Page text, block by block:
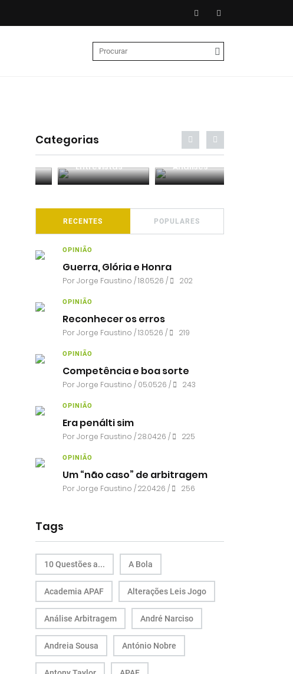
Categorias
Entrevistas Análises
RECENTES POPULARES
OPINIÃO
Guerra, Glória e Honra
PorJorge Faustino / 18.05.26 / 202
OPINIÃO
Reconhecer os erros
PorJorge Faustino / 13.05.26 / 219
OPINIÃO
Competência e boa sorte
PorJorge Faustino / 05.05.26 / 243
OPINIÃO
Era penálti sim
PorJorge Faustino / 28.04.26 / 225
OPINIÃO
Um “não caso” de arbitragem
PorJorge Faustino / 22.04.26 / 256
Tags
10 Questões a... A Bola
Academia APAF Alterações Leis Jogo
Análise Arbitragem André Narciso
Andreia Sousa António Nobre